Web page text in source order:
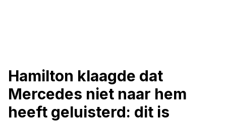
Hamilton klaagde dat
Mercedes niet naar hem
heeft geluisterd: dit is